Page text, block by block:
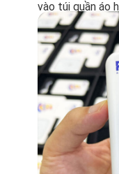
vào túi quần áo